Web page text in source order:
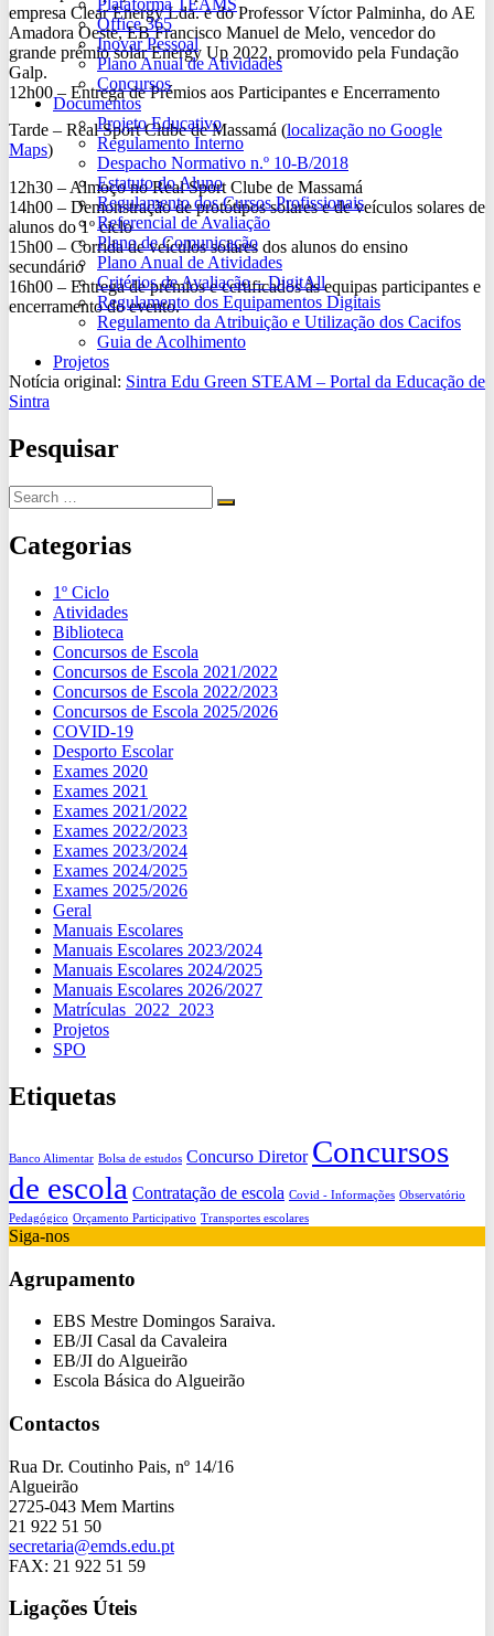
Plataforma TEAMS
Office 365
Inovar Pessoal
Plano Anual de Atividades
Concursos
Documentos
Projeto Educativo
Regulamento Interno
Despacho Normativo n.º 10-B/2018
Estatuto do Aluno
Regulamento dos Cursos Profissionais
Referencial de Avaliação
Plano de Comunicação
Plano Anual de Atividades
Critérios de Avaliação – DigitAll
Regulamento dos Equipamentos Digitais
Regulamento da Atribuição e Utilização dos Cacifos
Guia de Acolhimento
Projetos
empresa Clear Energy Lda. e do Professor Víctor Palminha, do AE
Amadora Oeste, EB Francisco Manuel de Melo, vencedor do
grande prémio solar Energy Up 2022, promovido pela Fundação
Galp.
12h00 – Entrega de Prémios aos Participantes e Encerramento
Tarde – Real Sport Clube de Massamá (localização no Google
Maps)
12h30 – Almoço no Real Sport Clube de Massamá
14h00 – Demonstração de protótipos solares e de veículos solares de
alunos do 1º ciclo
15h00 – Corrida de veículos solares dos alunos do ensino
secundário
16h00 – Entrega de prémios e certificados às equipas participantes e
encerramento do evento.
Notícia original: Sintra Edu Green STEAM – Portal da Educação de
Sintra
Pesquisar
Categorias
1º Ciclo
Atividades
Biblioteca
Concursos de Escola
Concursos de Escola 2021/2022
Concursos de Escola 2022/2023
Concursos de Escola 2025/2026
COVID-19
Desporto Escolar
Exames 2020
Exames 2021
Exames 2021/2022
Exames 2022/2023
Exames 2023/2024
Exames 2024/2025
Exames 2025/2026
Geral
Manuais Escolares
Manuais Escolares 2023/2024
Manuais Escolares 2024/2025
Manuais Escolares 2026/2027
Matrículas_2022_2023
Projetos
SPO
Etiquetas
Banco Alimentar Bolsa de estudos Concurso Diretor Concursos
de escola Contratação de escola Covid - Informações Observatório
Pedagógico Orçamento Participativo Transportes escolares
Siga-nos
Agrupamento
EBS Mestre Domingos Saraiva.
EB/JI Casal da Cavaleira
EB/JI do Algueirão
Escola Básica do Algueirão
Contactos
Rua Dr. Coutinho Pais, nº 14/16
Algueirão
2725-043 Mem Martins
21 922 51 50
secretaria@emds.edu.pt
FAX: 21 922 51 59
Ligações Úteis